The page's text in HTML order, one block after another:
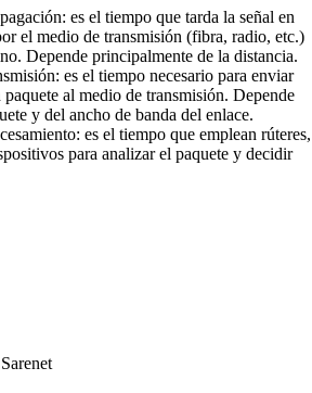
es el tiempo que tarda la señal en
el medio de transmisión (fibra, radio, etc.)
Depende principalmente de la distancia.
es el tiempo necesario para enviar
al medio de transmisión. Depende
y del ancho de banda del enlace.
es el tiempo que emplean rúteres,
para analizar el paquete y decidir